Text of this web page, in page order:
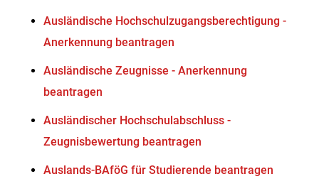
Ausländische Hochschulzugangsberechtigung -
Anerkennung beantragen
Ausländische Zeugnisse - Anerkennung
beantragen
Ausländischer Hochschulabschluss -
Zeugnisbewertung beantragen
Auslands-BAföG für Studierende beantragen